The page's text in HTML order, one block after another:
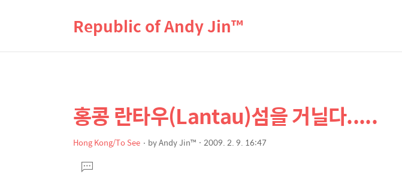
Republic of Andy Jin™
상
세
컨
텐
본
문
제
홍콩 란타우(Lantau)섬을 거닐다.....
Hong Kong/To See byAndy Jin™ 2009. 2. 9. 16:47
문댓
글